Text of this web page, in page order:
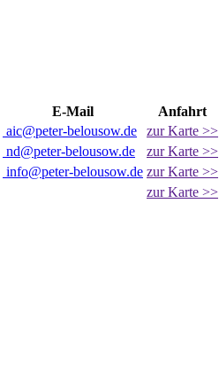
E-Mail
Anfahrt
aic@peter-belousow.de
zur Karte >>
nd@peter-belousow.de
zur Karte >>
info@peter-belousow.de zur Karte >>
zur Karte >>